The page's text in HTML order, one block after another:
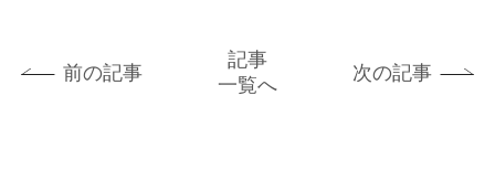
前の記事
記事
一覧へ
次の記事